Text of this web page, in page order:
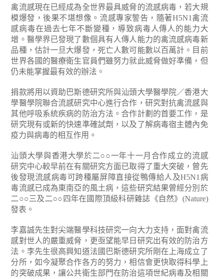
禽流感現在已經成為全世界最具威脅的流感病毒，若大規
模爆發，後果不堪想像。流感專家警告，隨著H5N1禽流
感病毒在過去七年不斷變種，導致病毒人傳人的能力大
增。醫學界已發現了數個具有人傳人能力的禽流感病毒新
品種，估計一旦大爆發，死亡人數可能數以百萬計。目前
世界各國的醫療衛生官員們雖努力就此威脅做好準備，但
仍未能掌握最有效的辦法。
捐款將用以資助巴斯德研究所與汕頭大學醫學院／香港大
學醫學院聯合流感研究中心進行合作，研究對抗禽流感與
其他呼吸系統疾病的防治方法。合作計劃的首要工作，是
研究現有或新的快速準確試劑，以及了解病毒宿主體內免
疫力與病毒的相互作用。
汕頭大學與香港大學於二○○一年十一月合作成立的流感
研究中心較早前在有關研究方面已取得了重大突破，曾先
後發現流感病毒可跨種屬屏障直接從鴨傳給人及H5N1病
毒流感已成為東南亞的風土病，這些研究結果曾經分別於
二○○三及二○○四年在國際頂級科研雜誌《自然》(Nature)
發表。
李嘉誠先生對尖端醫學科技研究一向大力支持，面對禽流
感對世人的嚴重威脅，更亟望能早日研究出有效的防治方
法。李先生很高興知道法國巴斯德研究所剛在上海成立了
分所，如今凝聚合作各方的努力，相信會更快取得科學上
的突破成果，讓公共衛生部門在防治這項世紀病毒及相關